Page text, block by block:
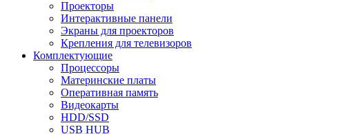
Проекторы
Интерактивные панели
Экраны для проекторов
Крепления для телевизоров
Комплектующие
Процессоры
Материнские платы
Оперативная память
Видеокарты
HDD/SSD
USB HUB